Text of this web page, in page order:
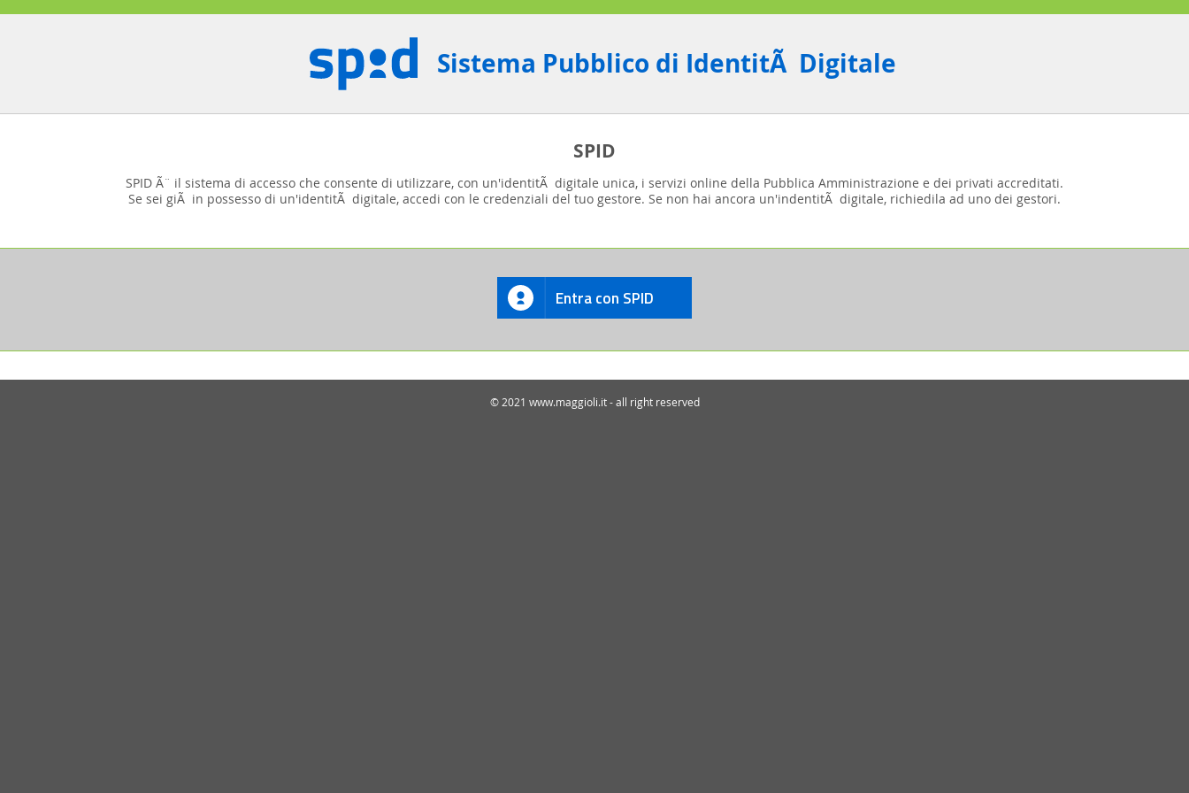
Sistema Pubblico di IdentitÃ Digitale
SPID
SPID Ã¨ il sistema di accesso che consente di utilizzare, con un'identitÃ digitale unica, i servizi online della Pubblica Amministrazione e dei privati accreditati.
Se sei giÃ in possesso di un'identitÃ digitale, accedi con le credenziali del tuo gestore. Se non hai ancora un'indentitÃ digitale, richiedila ad uno dei gestori.
Entra con SPID
© 2021 www.maggioli.it - all right reserved